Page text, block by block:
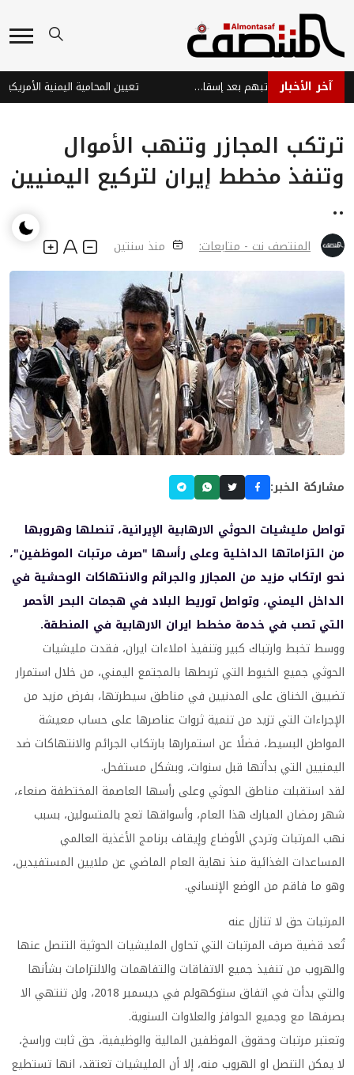
آخر الأخبار موظفو منفذ البقع يطالبون بإعادة رواتبهم بعد إسقاط أسمائهم من كشوفات المرتبات
ترتكب المجازر وتنهب الأموال
وتنفذ مخطط إيران لتركيع اليمنيين
..
المنتصف نت - متابعات: منذ سنتين
مشاركة الخبر:
تواصل مليشيات الحوثي الارهابية الإيرانية، تنصلها وهروبها
من التزاماتها الداخلية وعلى رأسها "صرف مرتبات الموظفين"،
نحو ارتكاب مزيد من المجازر والجرائم والانتهاكات الوحشية في
الداخل اليمني، وتواصل توريط البلاد في هجمات البحر الأحمر
التي تصب في خدمة مخطط ايران الارهابية في المنطقة.
ووسط تخبط وارتباك كبير وتنفيذ املاءات ايران، فقدت مليشيات
الحوثي جميع الخيوط التي تربطها بالمجتمع اليمني، من خلال استمرار
تضييق الخناق على المدنيين في مناطق سيطرتها، بفرض مزيد من
الإجراءات التي تزيد من تنمية ثروات عناصرها على حساب معيشة
المواطن البسيط، فضلًا عن استمرارها بارتكاب الجرائم والانتهاكات ضد
اليمنيين التي بدأتها قبل سنوات، وبشكل مستفحل.
لقد استقبلت مناطق الحوثي وعلى رأسها العاصمة المختطفة صنعاء،
شهر رمضان المبارك هذا العام، وأسواقها تعج بالمتسولين، بسبب
نهب المرتبات وتردي الأوضاع وإيقاف برنامج الأغذية العالمي
المساعدات الغذائية منذ نهاية العام الماضي عن ملايين المستفيدين،
وهو ما فاقم من الوضع الإنساني.
المرتبات حق لا تنازل عنه
تُعد قضية صرف المرتبات التي تحاول المليشيات الحوثية التنصل عنها
والهروب من تنفيذ جميع الاتفاقات والتفاهمات والالتزامات بشأنها
والتي بدأت في اتفاق ستوكهولم في ديسمبر 2018، ولن تنتهي الا
بصرفها مع وجميع الحوافز والعلاوات السنوية.
وتعتبر مرتبات وحقوق الموظفين المالية والوظيفية، حق ثابت وراسخ،
لا يمكن التنصل او الهروب منه، إلا أن المليشيات تعتقد، انها تستطيع